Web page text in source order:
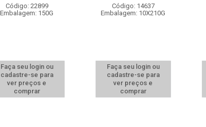
Código: 22899
Embalagem: 150G
Faça seu login ou
cadastre-se para
ver preços e
comprar
Código: 14637
Embalagem: 10X210G
Faça seu login ou
cadastre-se para
ver preços e
comprar